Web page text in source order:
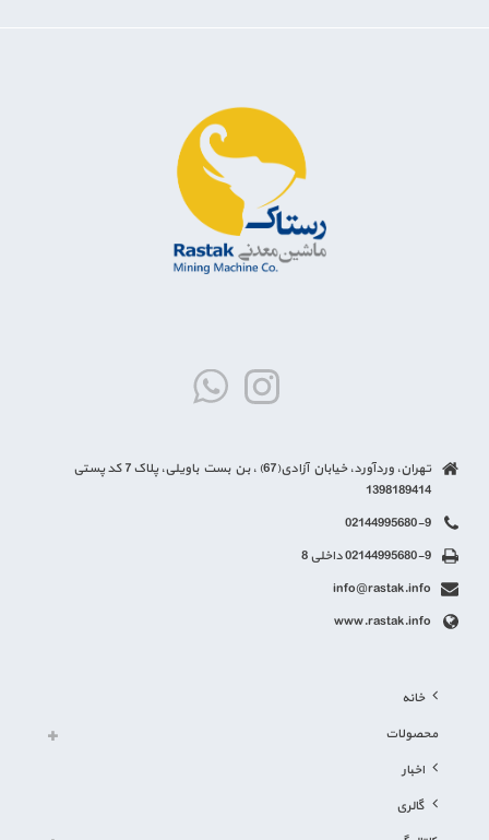
تهران، وردآورد، خیابان آزادی(67) ، بن بست باویلی، پلاک 7 کد پستی
1398189414
02144995680-9
02144995680-9 داخلی 8
info@rastak.info
www.rastak.info
خانه
محصولات
اخبار
گالری